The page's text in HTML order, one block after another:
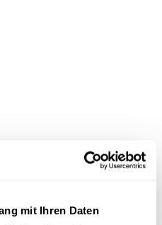
mit Ihren Daten